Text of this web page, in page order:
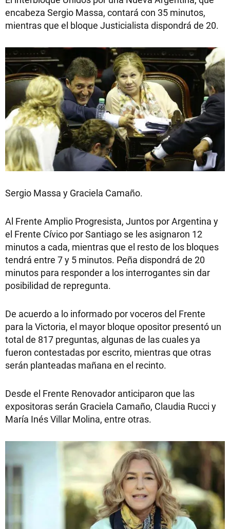
encabeza Sergio Massa, contará con 35 minutos,
mientras que el bloque Justicialista dispondrá de 20.
Sergio Massa y Graciela Camaño.
Al Frente Amplio Progresista, Juntos por Argentina y
el Frente Cívico por Santiago se les asignaron 12
minutos a cada, mientras que el resto de los bloques
tendrá entre 7 y 5 minutos. Peña dispondrá de 20
minutos para responder a los interrogantes sin dar
posibilidad de repregunta.
De acuerdo a lo informado por voceros del Frente
para la Victoria, el mayor bloque opositor presentó un
total de 817 preguntas, algunas de las cuales ya
fueron contestadas por escrito, mientras que otras
serán planteadas mañana en el recinto.
Desde el Frente Renovador anticiparon que las
expositoras serán Graciela Camaño, Claudia Rucci y
María Inés Villar Molina, entre otras.